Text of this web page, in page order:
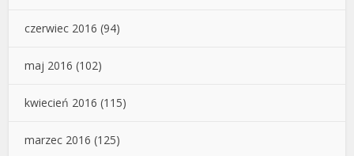
czerwiec 2016 (94)
maj 2016 (102)
kwiecień 2016 (115)
marzec 2016 (125)